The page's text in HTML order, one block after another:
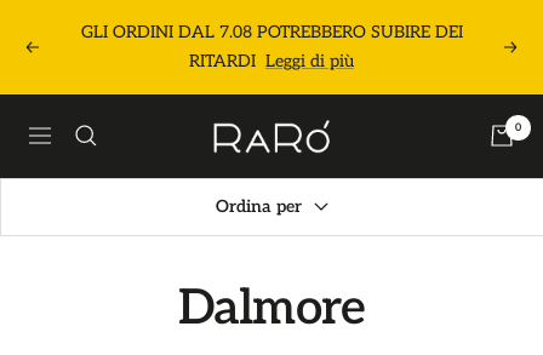
Precedente
GLI ORDINI DAL 7.08 POTREBBERO SUBIRE DEI
RITARDI Leggi di più
Navigazione
Raró
0
Ordina per
Dalmore